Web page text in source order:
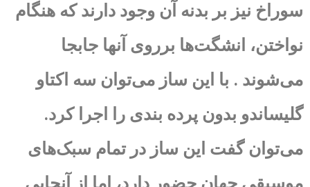
سوراخ نیز بر بدنه آن وجود دارند که هنگام
نواختن، انشگت‌ها برروی آنها جابجا
می‌شوند . با این ساز می‌توان سه اکتاو
گلیساندو بدون پرده بندی را اجرا کرد.
می‌توان گفت این ساز در تمام سبک‌های